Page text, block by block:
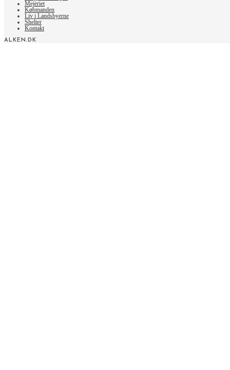
Mejeriet
Købmanden
Liv i Landsbyerne
Shelter
Kontakt
ALKEN.DK